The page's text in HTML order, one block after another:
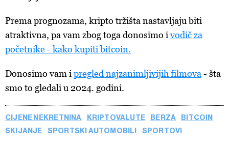
Prema prognozama, kripto tržišta nastavljaju biti
atraktivna, pa vam zbog toga donosimo ivodičza
početnike - kako kupitibitcoin.
Donosimovam i pregled najzanimljivijihfilmova - šta
smo to gledali u 2024. godini.
CIJENE NEKRETNINA KRIPTOVALUTE BERZA
BITCOIN
SKIJANJE
SPORTSKI AUTOMOBILI SPORTOVI